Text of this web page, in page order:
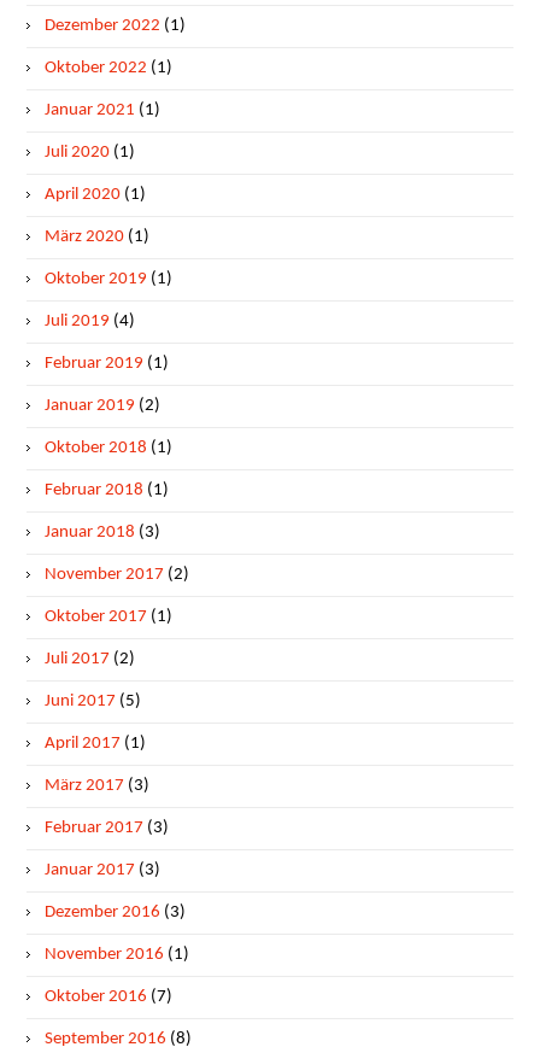
Dezember 2022 (1)
Oktober 2022 (1)
Januar 2021 (1)
Juli 2020 (1)
April 2020 (1)
März 2020 (1)
Oktober 2019 (1)
Juli 2019 (4)
Februar 2019 (1)
Januar 2019 (2)
Oktober 2018 (1)
Februar 2018 (1)
Januar 2018 (3)
November 2017 (2)
Oktober 2017 (1)
Juli 2017 (2)
Juni 2017 (5)
April 2017 (1)
März 2017 (3)
Februar 2017 (3)
Januar 2017 (3)
Dezember 2016 (3)
November 2016 (1)
Oktober 2016 (7)
September 2016 (8)